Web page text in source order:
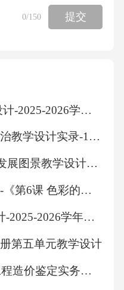
自己的情绪。2.增强
性的活动，体验成
等良好品质。
园合作：定期举办
加强与家长的沟
孩子实现学期生
的良性互动。七、
动目标的设定，旨
其社会适应性、自
家长也应积极配
0/150 提交
篮球传切配合 教学设计-2025-2026学年高二上学期体育与健康人教版必修第一册
三年级下册道德与法治教学设计实录-10.爱心的传递者-部编版
项目5-2 描绘机器人发展图景教学设计中职基础课-第二册-苏教版（2021）-(信息技术)-57
四年级美术下册教案-《第6课 色彩的渐变》教学设计人教版
武术 形神拳 教学设计-2025-2026学年高一上学期体育与健康人教版必修第一册
第五单元教学设计
2026年经济师考试工程造价鉴定实务操作技能考核标准规范指南手册详解说明试卷